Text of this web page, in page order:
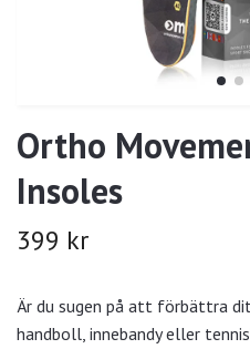
Ortho
Insoles
399 kr
Är du sugen på att förbättra
handboll, innebandy eller